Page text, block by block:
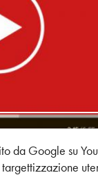
da Google su